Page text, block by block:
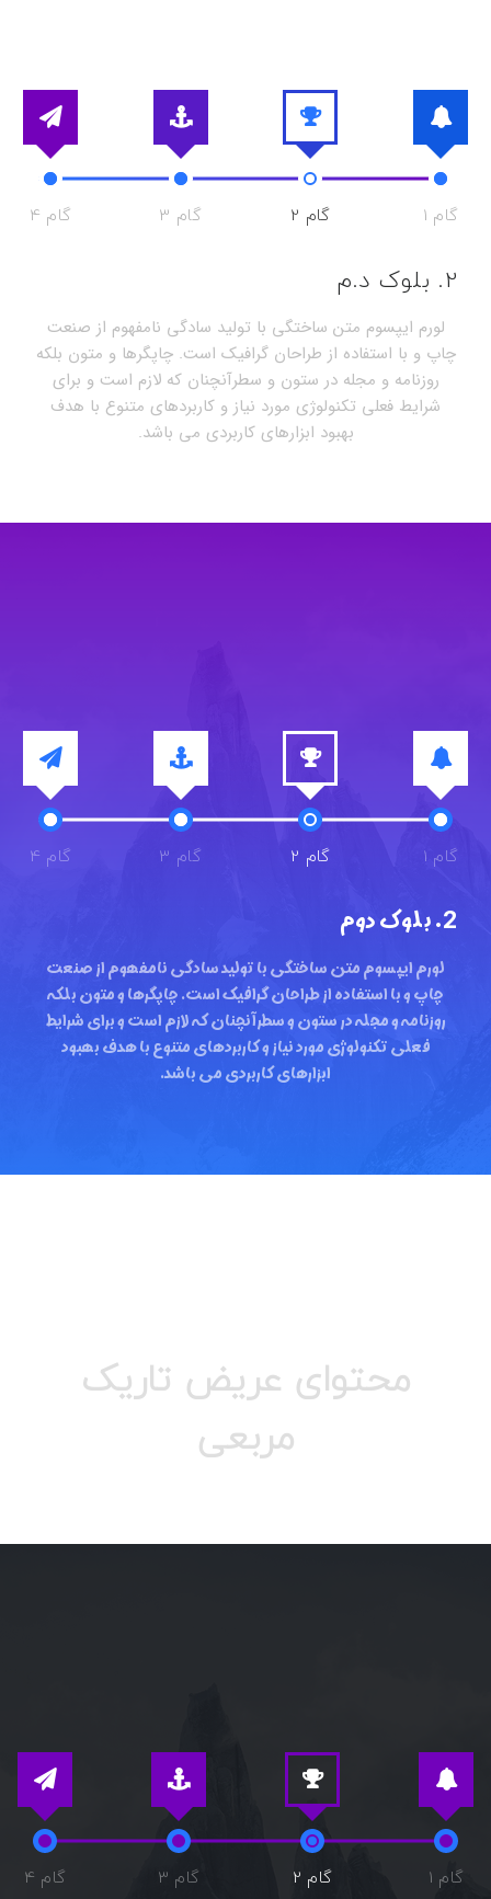
گام 1 گام 2 گام 3 گام 4
2. بلوک د.م
لورم ایپسوم متن ساختگی با تولید سادگی نامفهوم از صنعت
چاپ و با استفاده از طراحان گرافیک است. چاپگرها و متون بلکه
روزنامه و مجله در ستون و سطرآنچنان که لازم است و برای
شرایط فعلی تکنولوژی مورد نیاز و کاربردهای متنوع با هدف
بهبود ابزارهای کاربردی می باشد.
گام 1 گام 2 گام 3 گام 4
2. بلوک دوم
لورم ایپسوم متن ساختگی با تولید سادگی نامفهوم از صنعت
چاپ و با استفاده از طراحان گرافیک است. چاپگرها و متون بلکه
روزنامه و مجله در ستون و سطرآنچنان که لازم است و برای شرایط
فعلی تکنولوژی مورد نیاز و کاربردهای متنوع با هدف بهبود
ابزارهای کاربردی می باشد.
محتوای عریض تاریک
مربعی
گام 1 گام 2 گام 3 گام 4